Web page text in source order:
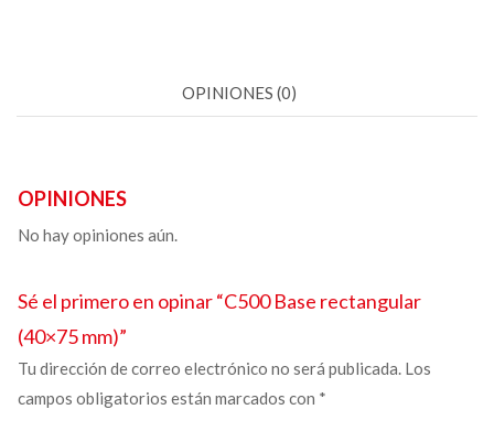
OPINIONES (0)
OPINIONES
No hay opiniones aún.
Sé el primero en opinar “C500Base rectangular
(40×75 mm)”
Tu dirección de correo electrónico no será publicada. Los
campos obligatorios están marcados con *